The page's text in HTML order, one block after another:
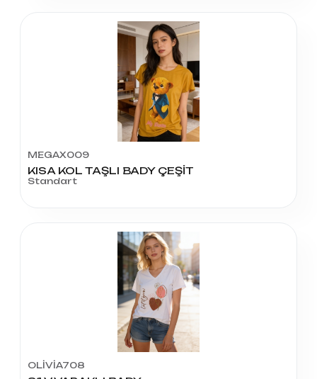
MEGAX009
KISA KOL TAŞLI BADY ÇEŞİT
Standart
OLİVİA708